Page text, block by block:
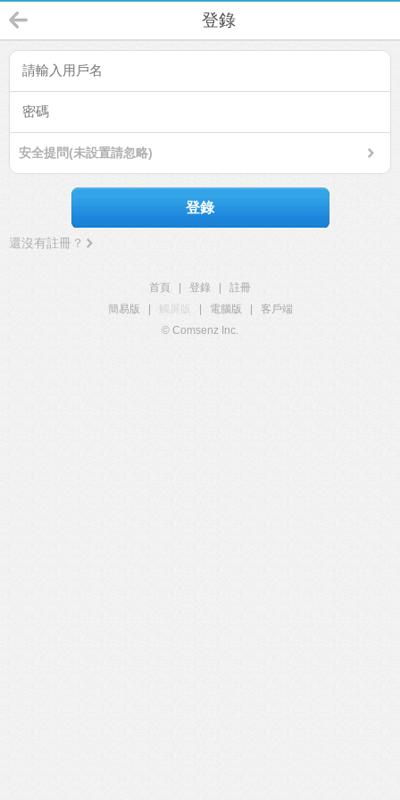
登錄
安全提問(未設置請忽略)
登錄
還沒有註冊？
首頁 登錄
註冊
簡易版
觸屏版 電腦版
客戶端
© Comsenz Inc.